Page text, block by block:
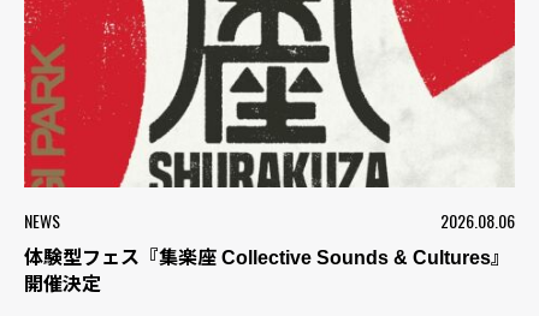
NEWS 2026.08.06
体験型フェス『集楽座 Collective Sounds & Cultures』
開催決定